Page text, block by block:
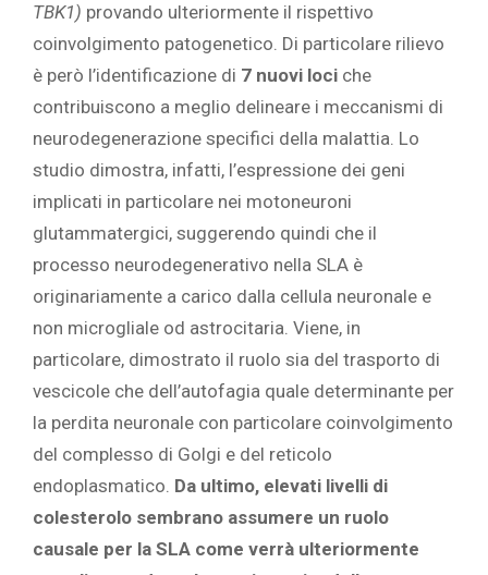
TBK1) provando ulteriormente il rispettivo
coinvolgimento patogenetico. Di particolare rilievo
è però l’identificazione di 7 nuovi loci che
contribuiscono a meglio delineare i meccanismi di
neurodegenerazione specifici della malattia. Lo
studio dimostra, infatti, l’espressione dei geni
implicati in particolare nei motoneuroni
glutammatergici, suggerendo quindi che il
processo neurodegenerativo nella SLA è
originariamente a carico dalla cellula neuronale e
non microgliale od astrocitaria. Viene, in
particolare, dimostrato il ruolo sia del trasporto di
vescicole che dell’autofagia quale determinante per
la perdita neuronale con particolare coinvolgimento
del complesso di Golgi e del reticolo
endoplasmatico. Da ultimo, elevati livelli di
colesterolo sembrano assumere un ruolo
causale per la SLA come verrà ulteriormente